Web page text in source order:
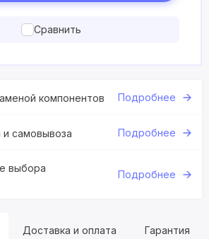
Сравнить
компонентов Подробнее
и самовывоза Подробнее
выбора
Подробнее
Доставка и оплата Гарантия